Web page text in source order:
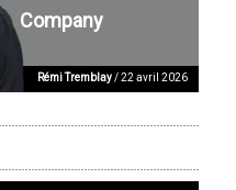
Company
Rémi Tremblay/ 22 avril 2026